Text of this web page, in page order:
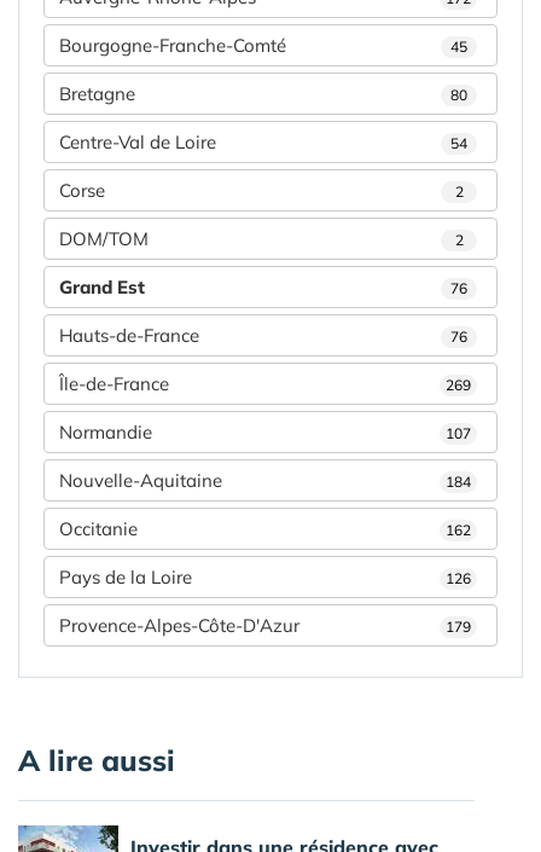
Bourgogne-Franche-Comté 45
Bretagne 80
Centre-Val de Loire 54
Corse 2
DOM/TOM 2
Grand Est 76
Hauts-de-France 76
Île-de-France 269
Normandie 107
Nouvelle-Aquitaine 184
Occitanie 162
Pays de la Loire 126
Provence-Alpes-Côte-D'Azur 179
A lire aussi
Investir dans une résidence avec